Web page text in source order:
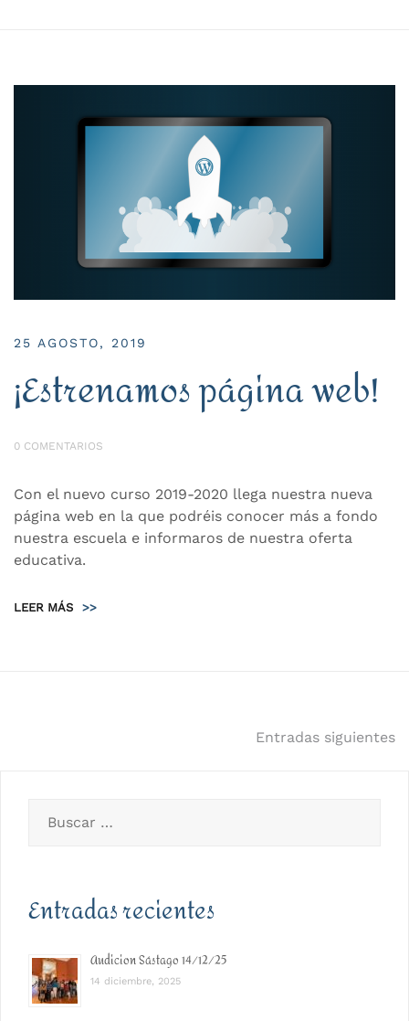
25 AGOSTO, 2019
¡Estrenamos página web!
0 COMENTARIOS
Con el nuevo curso 2019-2020 llega nuestra nueva
página web en la que podréis conocer más a fondo
nuestra escuela e informaros de nuestra oferta
educativa.
LEER MÁS >>
entradas
Entradas siguientes
Entradas recientes
Audicion Sástago 14/12/25
14 diciembre, 2025